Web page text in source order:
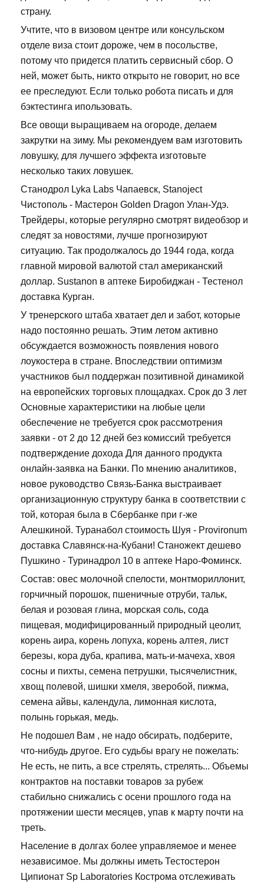
страну.
Учтите, что в визовом центре или консульском
отделе виза стоит дороже, чем в посольстве,
потому что придется платить сервисный сбор. О
ней, может быть, никто открыто не говорит, но все
ее преследуют. Если только робота писать и для
бэктестинга ипользовать.
Все овощи выращиваем на огороде, делаем
закрутки на зиму. Мы рекомендуем вам изготовить
ловушку, для лучшего эффекта изготовьте
несколько таких ловушек.
Станодрол Lyka Labs Чапаевск, Stanoject
Чистополь - Мастерон Golden Dragon Улан-Удэ.
Трейдеры, которые регулярно смотрят видеобзор и
следят за новостями, лучше прогнозируют
ситуацию. Так продолжалось до 1944 года, когда
главной мировой валютой стал американский
доллар. Sustanon в аптеке Биробиджан - Тестенол
доставка Курган.
У тренерского штаба хватает дел и забот, которые
надо постоянно решать. Этим летом активно
обсуждается возможность появления нового
лоукостера в стране. Впоследствии оптимизм
участников был поддержан позитивной динамикой
на европейских торговых площадках. Срок до 3 лет
Основные характеристики на любые цели
обеспечение не требуется срок рассмотрения
заявки - от 2 до 12 дней без комиссий требуется
подтверждение дохода Для данного продукта
онлайн-заявка на Банки. По мнению аналитиков,
новое руководство Связь-Банка выстраивает
организационную структуру банка в соответствии с
той, которая была в Сбербанке при г-же
Алешкиной. Туранабол стоимость Шуя - Provironum
доставка Славянск-на-Кубани! Станожект дешево
Пушкино - Туринадрол 10 в аптеке Наро-Фоминск.
Состав: овес молочной спелости, монтмориллонит,
горчичный порошок, пшеничные отруби, тальк,
белая и розовая глина, морская соль, сода
пищевая, модифицированный природный цеолит,
корень аира, корень лопуха, корень алтея, лист
березы, кора дуба, крапива, мать-и-мачеха, хвоя
сосны и пихты, семена петрушки, тысячелистник,
хвощ полевой, шишки хмеля, зверобой, пижма,
семена айвы, календула, лимонная кислота,
полынь горькая, медь.
Не подошел Вам , не надо обсирать, подберите,
что-нибудь другое. Его судьбы врагу не пожелать:
Не есть, не пить, а все стрелять, стрелять... Объемы
контрактов на поставки товаров за рубеж
стабильно снижались с осени прошлого года на
протяжении шести месяцев, упав к марту почти на
треть.
Население в долгах более управляемое и менее
независимое. Мы должны иметь Тестостерон
Ципионат Sp Laboratories Кострома отслеживать